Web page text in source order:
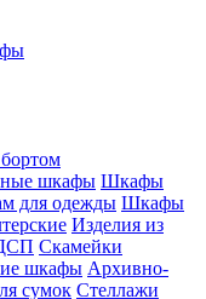
шкафы Шкафы
для одежды Шкафы
Изделия из
Скамейки
шкафы Архивно-
сумок Стеллажи